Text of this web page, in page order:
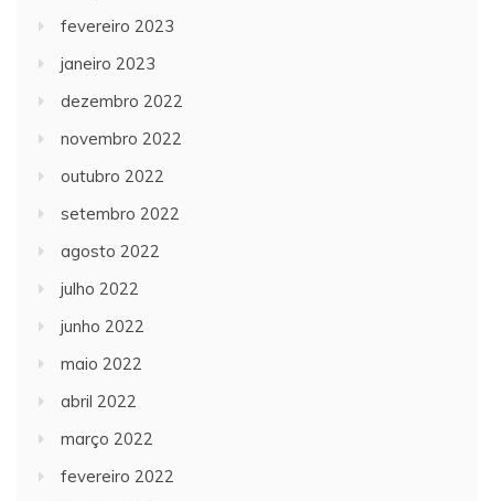
fevereiro 2023
janeiro 2023
dezembro 2022
novembro 2022
outubro 2022
setembro 2022
agosto 2022
julho 2022
junho 2022
maio 2022
abril 2022
março 2022
fevereiro 2022